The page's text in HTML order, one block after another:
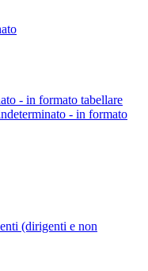
- in formato tabellare
- in formato
(dirigenti e non